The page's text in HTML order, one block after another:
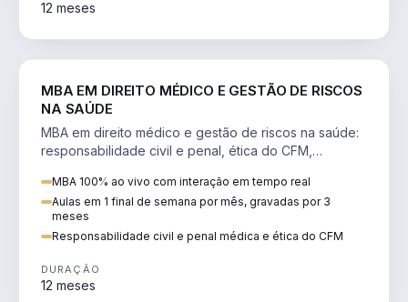
12 meses
MBA EM DIREITO MÉDICO E GESTÃO DE RISCOS
NA SAÚDE
MBA em direito médico e gestão de riscos na saúde:
responsabilidade civil e penal, ética do CFM,
MBA 100% ao vivo com interação em tempo real
Aulas em 1 final de semana por mês, gravadas por 3
meses
Responsabilidade civil e penal médica e ética do CFM
DURAÇÃO
12 meses